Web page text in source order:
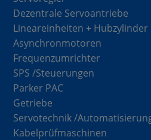
Dezentrale Servoantriebe
Lineareinheiten + Hubzylinder
Asynchronmotoren
Frequenzumrichter
SPS /Steuerungen
Parker PAC
Getriebe
Servotechnik /
Kabelprüfmaschinen